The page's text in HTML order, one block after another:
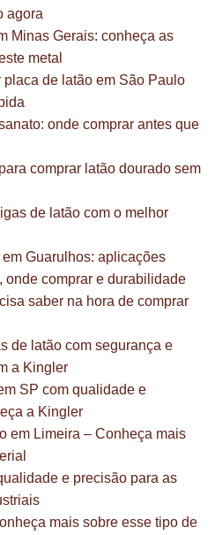
agora
Minas Gerais: conheça as
metal
placa de latão em São Paulo
onde comprar antes que
comprar latão dourado sem
de latão com o melhor
Guarulhos: aplicações
onde comprar e durabilidade
saber na hora de comprar
de latão com segurança e
a Kingler
SP com qualidade e
a Kingler
em Limeira – Conheça mais
e precisão para as
mais sobre esse tipo de